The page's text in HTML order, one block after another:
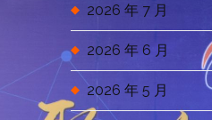
2026 年 7 月
2026 年 6 月
2026 年 5 月